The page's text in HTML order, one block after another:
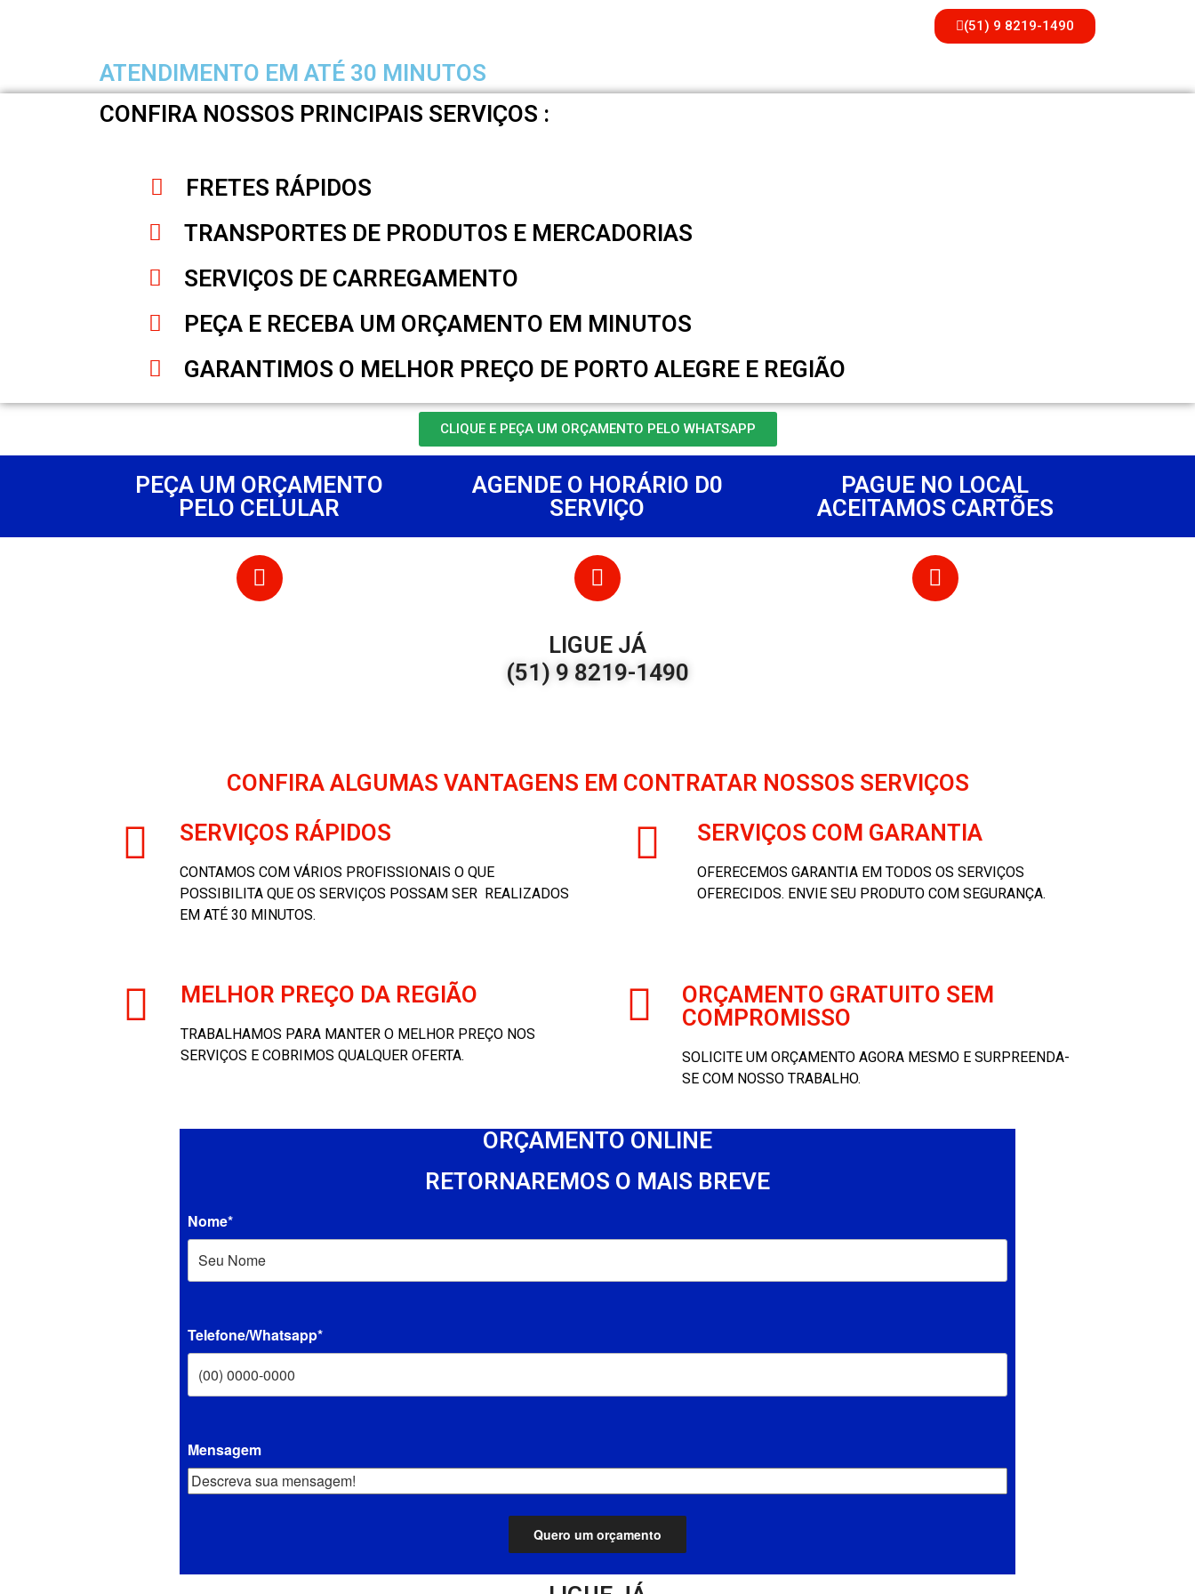
(51) 9 8219-1490
ATENDIMENTO EM ATÉ 30 MINUTOS
CONFIRA NOSSOS PRINCIPAIS SERVIÇOS :
FRETES RÁPIDOS
TRANSPORTES DE PRODUTOS E MERCADORIAS
SERVIÇOS DE CARREGAMENTO
PEÇA E RECEBA UM ORÇAMENTO EM MINUTOS
GARANTIMOS O MELHOR PREÇO DE PORTO ALEGRE E REGIÃO
CLIQUE E PEÇA UM ORÇAMENTO PELO WHATSAPP
PEÇA UM ORÇAMENTO
PELO CELULAR
AGENDE O HORÁRIO D0
SERVIÇO
PAGUE NO LOCAL
ACEITAMOS CARTÕES
LIGUE JÁ
(51) 9 8219-1490
CONFIRA ALGUMAS VANTAGENS EM CONTRATAR NOSSOS SERVIÇOS
SERVIÇOS RÁPIDOS
CONTAMOS COM VÁRIOS PROFISSIONAIS O QUE
POSSIBILITA QUE OS SERVIÇOS POSSAM SER REALIZADOS
EM ATÉ 30 MINUTOS.
SERVIÇOS COM GARANTIA
OFERECEMOS GARANTIA EM TODOS OS SERVIÇOS
OFERECIDOS. ENVIE SEU PRODUTO COM SEGURANÇA.
MELHOR PREÇO DA REGIÃO
TRABALHAMOS PARA MANTER O MELHOR PREÇO NOS
SERVIÇOS E COBRIMOS QUALQUER OFERTA.
ORÇAMENTO GRATUITO SEM
COMPROMISSO
SOLICITE UM ORÇAMENTO AGORA MESMO E SURPREENDA-
SE COM NOSSO TRABALHO.
ORÇAMENTO ONLINE
RETORNAREMOS O MAIS BREVE
Nome*
Telefone/Whatsapp*
Mensagem